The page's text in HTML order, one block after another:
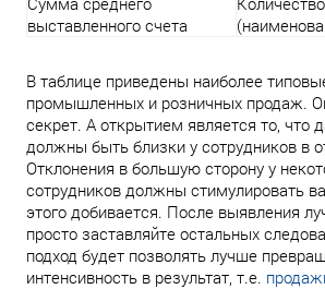
выставленного счета
В таблице приведены наиболее
промышленных и розничных продаж.
секрет. А открытием является то, что
должны быть близки у сотрудников в
Отклонения в большую сторону у
сотрудников должны стимулировать
этого добивается. После выявления
просто заставляйте остальных
подход будет позволять лучше
интенсивность в результат, т.е.